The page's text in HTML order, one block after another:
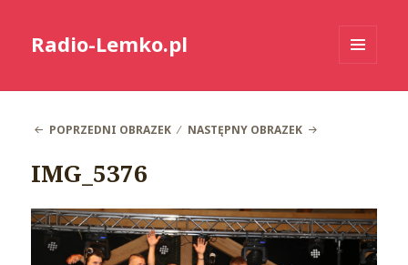
Radio-Lemko.pl
POPRZEDNI OBRAZEK
NASTĘPNY OBRAZEK
IMG_5376